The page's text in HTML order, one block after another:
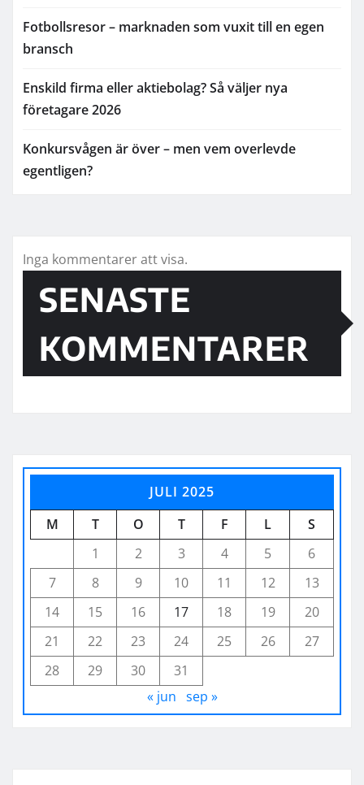
Fotbollsresor – marknaden som vuxit till en egen
bransch
Enskild firma eller aktiebolag? Så väljer nya
företagare 2026
Konkursvågen är över – men vem overlevde
egentligen?
Inga kommentarer att visa.
SENASTE
KOMMENTARER
JULI 2025
M
T O T F L
S
1
2 3 4 5
6
7
8 9 10 11 12
13
14
15 16 17 18 19
20
21
22 23 24 25 26
27
28
29 30
31
« jun sep »